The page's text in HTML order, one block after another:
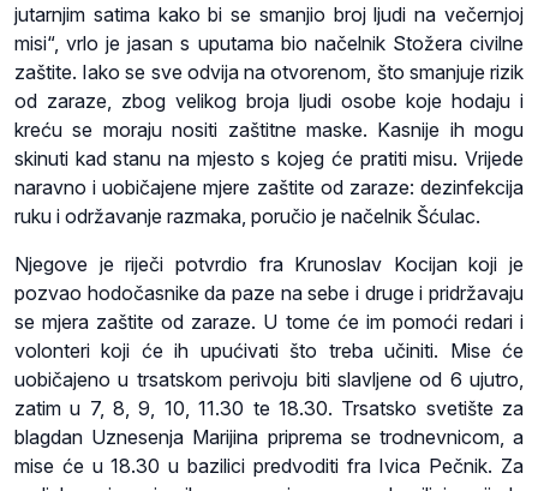
jutarnjim satima kako bi se smanjio broj ljudi na večernjoj
misi“, vrlo je jasan s uputama bio načelnik Stožera civilne
zaštite. Iako se sve odvija na otvorenom, što smanjuje rizik
od zaraze, zbog velikog broja ljudi osobe koje hodaju i
kreću se moraju nositi zaštitne maske. Kasnije ih mogu
skinuti kad stanu na mjesto s kojeg će pratiti misu. Vrijede
naravno i uobičajene mjere zaštite od zaraze: dezinfekcija
ruku i održavanje razmaka, poručio je načelnik Šćulac.
Njegove je riječi potvrdio fra Krunoslav Kocijan koji je
pozvao hodočasnike da paze na sebe i druge i pridržavaju
se mjera zaštite od zaraze. U tome će im pomoći redari i
volonteri koji će ih upućivati što treba učiniti. Mise će
uobičajeno u trsatskom perivoju biti slavljene od 6 ujutro,
zatim u 7, 8, 9, 10, 11.30 te 18.30. Trsatsko svetište za
blagdan Uznesenja Marijina priprema se trodnevnicom, a
mise će u 18.30 u bazilici predvoditi fra Ivica Pečnik. Za